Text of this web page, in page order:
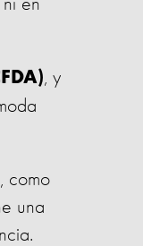
en
, y
como
una